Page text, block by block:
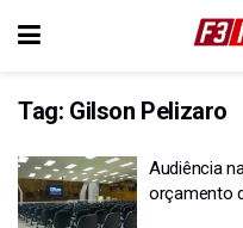
Tag: Gilson Pelizaro
Audiência
orçamento